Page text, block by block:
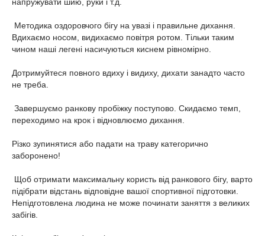
Методика оздоровчого бігу на увазі і правильне дихання.
Вдихаємо носом, видихаємо повітря ротом. Тільки таким
чином наші легені насичуються киснем рівномірно.
Дотримуйтеся повного вдиху і видиху, дихати занадто часто
не треба.
Завершуємо ранкову пробіжку поступово. Скидаємо темп,
переходимо на крок і відновлюємо дихання.
Різко зупинятися або падати на траву категорично
заборонено!
Щоб отримати максимальну користь від ранкового бігу, варто
підібрати відстань відповідне вашої спортивної підготовки.
Непідготовлена людина не може починати заняття з великих
забігів.